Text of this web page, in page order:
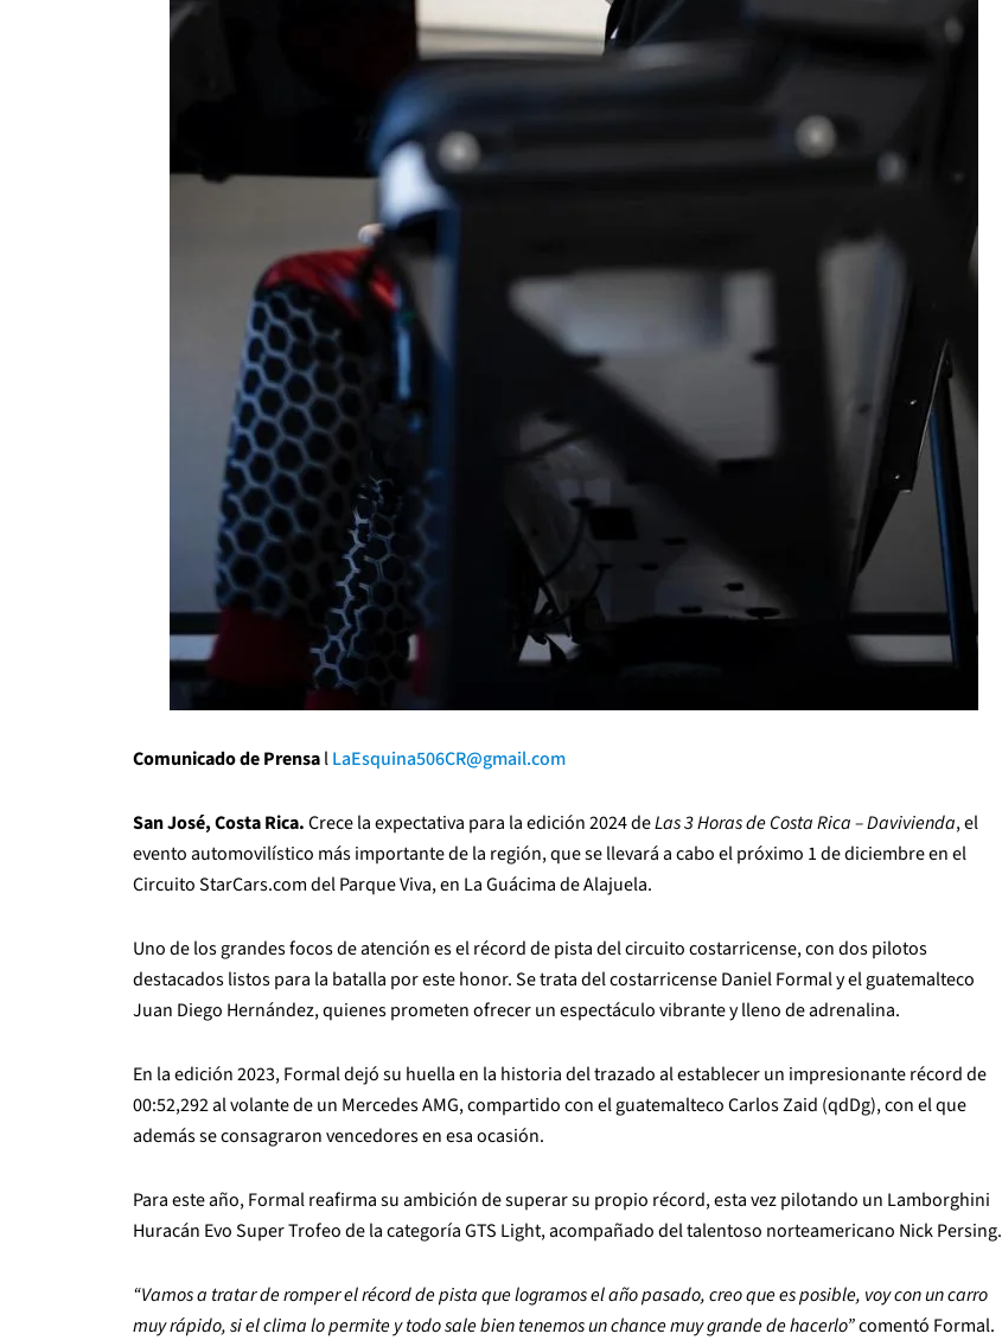
Comunicado de PrensalLaEsquina506CR@gmail.com
San José, Costa Rica.Crece la expectativa para la edición 2024 deLas 3 Horas de Costa Rica – Davivienda, el
evento automovilístico más importante de la región, que se llevará a cabo el próximo 1 de diciembre en el
Circuito StarCars.com del Parque Viva, en La Guácima de Alajuela.
Uno de los grandes focos de atención es el récord de pista del circuito costarricense, con dos pilotos
destacados listos para la batalla por este honor. Se trata del costarricense Daniel Formal y el guatemalteco
Juan Diego Hernández, quienes prometen ofrecer un espectáculo vibrante y lleno de adrenalina.
En la edición 2023, Formal dejó su huella en la historia del trazado al establecer un impresionante récord de
00:52,292 al volante de un Mercedes AMG, compartido con el guatemalteco Carlos Zaid (qdDg), con el que
además se consagraron vencedores en esa ocasión.
Para este año, Formal reafirma su ambición de superar su propio récord, esta vez pilotando un Lamborghini
Huracán Evo Super Trofeo de la categoría GTS Light, acompañado del talentoso norteamericano Nick Persing.
“Vamos a tratar de romper el récord de pista que logramos el año pasado, creo que es posible, voy con un carro
muy rápido, si el clima lo permite y todo sale bien tenemos un chance muy grande de hacerlo”comentó Formal.